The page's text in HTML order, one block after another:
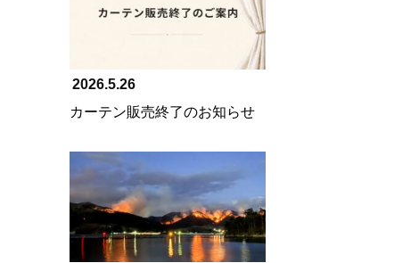
2026.5.26
カーテン販売終了のお知らせ